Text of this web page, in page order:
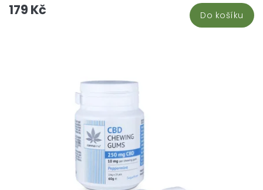
179 Kč Do košíku